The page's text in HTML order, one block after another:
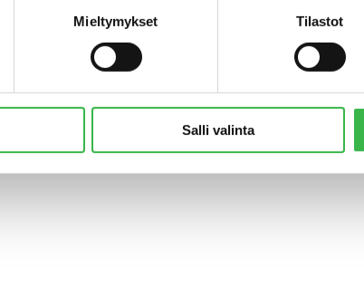
Mieltymykset Tilastot
Salli valinta
© Pro Luomu ry 2018